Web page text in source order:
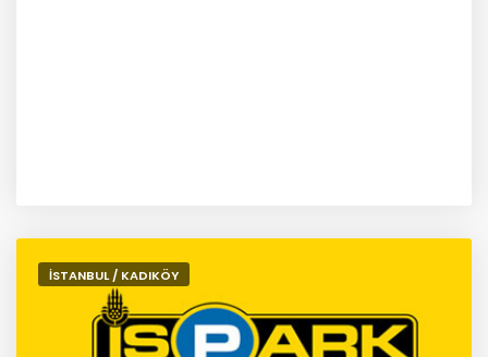
İSTANBUL / KADIKÖY